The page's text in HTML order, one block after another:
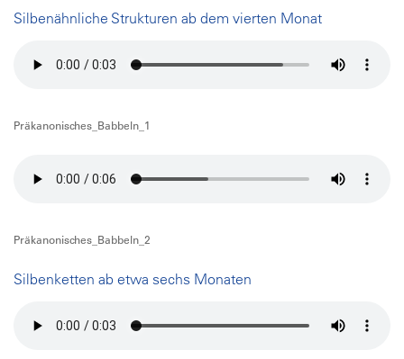
Silbenähnliche Strukturen ab dem vierten Monat
Präkanonisches_Babbeln_1
Präkanonisches_Babbeln_2
Silbenketten ab etwa sechs Monaten